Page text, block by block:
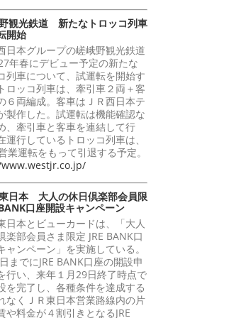
観光鉄道 新たなトロッコ列車
開始
日本グループの嵯峨野観光鉄道
年春にデビュー予定の新たな
列車について、試運転を開始す
ロッコ列車は、牽引車２両＋客
６両編成。客車はＪＲ西日本テ
製作した。試運転は機能確認な
、牽引車と客車を連結して行
運行しているトロッコ列車は、
業運転をもって引退する予定。
日本 大人の休日倶楽部会員限
口座開設キャンペーン
日本とビューカードは、「大人
楽部会員さま限定 JRE BANK口
ャンペーン」を実施している。
までにJRE BANK口座の開設申
行い、来年１月29日終了時点で
を完了し、各種条件を達成する
なくＪＲ東日本営業路線内の片
や料金が４割引きとなるJRE